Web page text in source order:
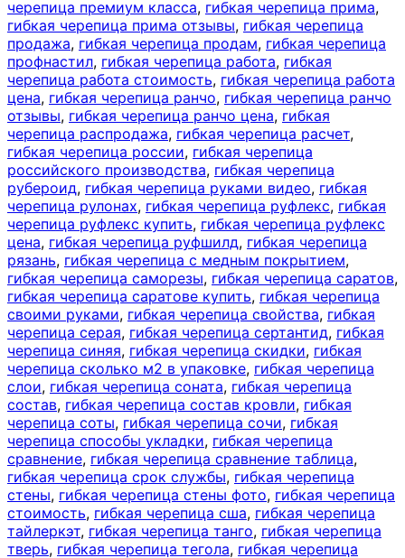
черепица премиум класса, гибкая черепица прима,
гибкая черепица прима отзывы, гибкая черепица
продажа, гибкая черепица продам, гибкая черепица
профнастил, гибкая черепица работа, гибкая
черепица работа стоимость, гибкая черепица работа
цена, гибкая черепица ранчо, гибкая черепица ранчо
отзывы, гибкая черепица ранчо цена, гибкая
черепица распродажа, гибкая черепица расчет,
гибкая черепица россии, гибкая черепица
российского производства, гибкая черепица
рубероид, гибкая черепица руками видео, гибкая
черепица рулонах, гибкая черепица руфлекс, гибкая
черепица руфлекс купить, гибкая черепица руфлекс
цена, гибкая черепица руфшилд, гибкая черепица
рязань, гибкая черепица с медным покрытием,
гибкая черепица саморезы, гибкая черепица саратов,
гибкая черепица саратове купить, гибкая черепица
своими руками, гибкая черепица свойства, гибкая
черепица серая, гибкая черепица сертантид, гибкая
черепица синяя, гибкая черепица скидки, гибкая
черепица сколько м2 в упаковке, гибкая черепица
слои, гибкая черепица соната, гибкая черепица
состав, гибкая черепица состав кровли, гибкая
черепица соты, гибкая черепица сочи, гибкая
черепица способы укладки, гибкая черепица
сравнение, гибкая черепица сравнение таблица,
гибкая черепица срок службы, гибкая черепица
стены, гибкая черепица стены фото, гибкая черепица
стоимость, гибкая черепица сша, гибкая черепица
тайлеркэт, гибкая черепица танго, гибкая черепица
тверь, гибкая черепица тегола, гибкая черепица